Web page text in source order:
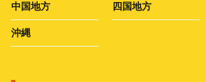
中国地方 四国地方
沖縄